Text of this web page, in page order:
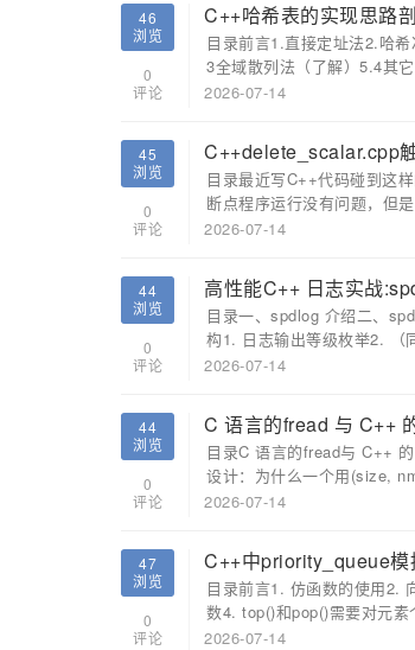
46
浏览
0
评论
C++哈希表的实现思路
目录前言1.直接定址法2.哈
3全域散列法（了解）5.4其
2026-07-14
45
浏览
0
评论
C++delete_scalar.cpp
目录最近写C++代码碰到这
断点程序运行没有问题，但
2026-07-14
44
浏览
0
评论
高性能C++ 日志实战
目录一、spdlog 介绍二、
构1. 日志输出等级枚举2. （
2026-07-14
44
浏览
0
评论
C 语言的fread 与 C++
目录C 语言的fread与 C++
设计：为什么一个用(size,
2026-07-14
47
浏览
0
评论
C++中priority_queue模
目录前言1. 仿函数的使用2.
数4. top()和pop()需要对元
2026-07-14